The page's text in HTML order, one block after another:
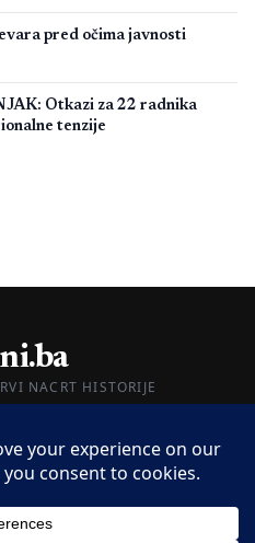
pred očima javnosti
Otkazi za 22 radnika
tenzije
NACRT HISTORIJE